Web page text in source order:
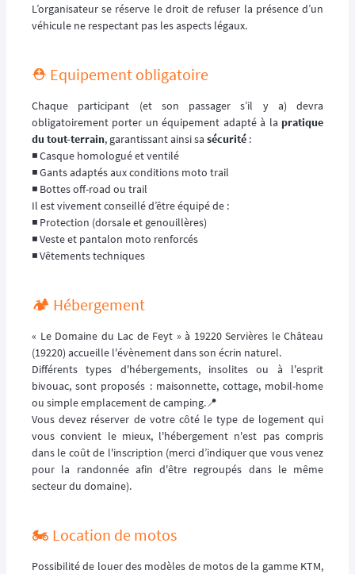
L’organisateur se réserve le droit de refuser la présence d’un
véhicule ne respectant pas les aspects légaux.
⛑️ Equipement obligatoire
Chaque participant (et son passager s’il y a) devra
obligatoirement porter un équipement adapté à la pratique
du tout-terrain, garantissant ainsi sa sécurité :
◾️ Casque homologué et ventilé
◾️ Gants adaptés aux conditions moto trail
◾️ Bottes off-road ou trail
Il est vivement conseillé d’être équipé de :
◾️ Protection (dorsale et genouillères)
◾️ Veste et pantalon moto renforcés
◾️ Vêtements techniques
🏕️ Hébergement
« Le Domaine du Lac de Feyt » à 19220 Servières le Château
(19220) accueille l'évènement dans son écrin naturel.
Différents types d'hébergements, insolites ou à l'esprit
bivouac, sont proposés : maisonnette, cottage, mobil-home
ou simple emplacement de camping.📍
Vous devez réserver de votre côté le type de logement qui
vous convient le mieux, l'hébergement n'est pas compris
dans le coût de l'inscription (merci d’indiquer que vous venez
pour la randonnée afin d'être regroupés dans le même
secteur du domaine).
🏍️ Location de motos
Possibilité de louer des modèles de motos de la gamme KTM,